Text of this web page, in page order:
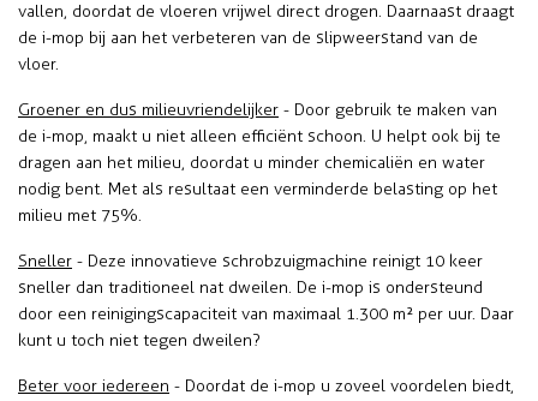
vallen, doordat de vloeren vrijwel direct drogen. Daarnaast draagt
de i-mop bij aan het verbeteren van de slipweerstand van de
vloer.
Groener en dus milieuvriendelijker - Door gebruik te maken van
de i-mop, maakt u niet alleen efficiënt schoon. U helpt ook bij te
dragen aan het milieu, doordat u minder chemicaliën en water
nodig bent. Met als resultaat een verminderde belasting op het
milieu met 75%.
Sneller - Deze innovatieve schrobzuigmachine reinigt 10 keer
sneller dan traditioneel nat dweilen. De i-mop is ondersteund
door een reinigingscapaciteit van maximaal 1.300 m² per uur. Daar
kunt u toch niet tegen dweilen?
Beter voor iedereen - Doordat de i-mop u zoveel voordelen biedt,